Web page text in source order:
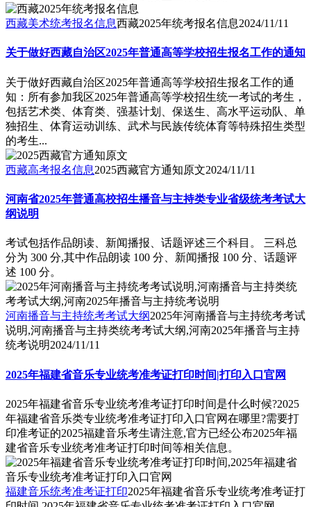
西藏美术统考报名信息西藏2025年统考报名信息2024/11/11
关于做好西藏自治区2025年普通高等学校招生报名工作的通知
关于做好西藏自治区2025年普通高等学校招生报名工作的通
知：所有参加我区2025年普通高等学校招生统一考试的考生，
包括艺术类、体育类、强基计划、保送生、高水平运动队、单
独招生、体育运动训练、武术与民族传统体育等特殊招生类型
的考生...
西藏高考报名信息2025西藏官方通知原文2024/11/11
河南省2025年普通高校招生播音与主持类专业省级统考考试大
纲说明
考试包括作品朗读、新闻播报、话题评述三个科目。 三科总
分为 300 分,其中作品朗读 100 分、新闻播报 100 分、话题评
述 100 分。
河南播音与主持统考考试大纲2025年河南播音与主持统考考试
说明,河南播音与主持类统考考试大纲,河南2025年播音与主持
统考说明2024/11/11
2025年福建省音乐专业统考准考证打印时间|打印入口官网
2025年福建省音乐专业统考准考证打印时间是什么时候?2025
年福建省音乐类专业统考准考证打印入口官网在哪里?需要打
印准考证的2025福建音乐考生请注意,官方已经公布2025年福
建省音乐专业统考准考证打印时间等相关信息。
福建音乐统考准考证打印2025年福建省音乐专业统考准考证打